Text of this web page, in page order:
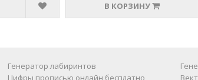
В КОРЗИНУ
Генератор лабиринтов
Цифры прописью онлайн бесплатно